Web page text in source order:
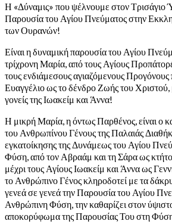
Η «Δύναμις» που ψέλνουμε στον Τρισάγιο
Παρουσία του Αγίου Πνεύματος στην
των Ουρανών!
Είναι η δυναμική παρουσία του Αγίου
τρίχρονη Μαρία, από τους Αγίους
τους ενδιάμεσους αγιαζόμενους
Ευαγγέλιο ως το δένδρο Ζωής του Χριστού,
γονείς της Ιωακείμ και Άννα!
Η μικρή Μαρία, η όντως Παρθένος, είναι ο
του Ανθρωπίνου Γένους της Παλαιάς
εγκατοίκησης της Δυνάμεως του Αγίου
Φύση, από τον Αβραάμ και τη Σάρα ως
μέχρι τους Αγίους Ιωακείμ και Άννα ως
το Ανθρώπινο Γένος κληροδοτεί με τα
γενεά σε γενεά την Παρουσία του Αγίου
Ανθρώπινη Φύση, την καθαρίζει στον
αποκορύφωμα της Παρουσίας Του στη